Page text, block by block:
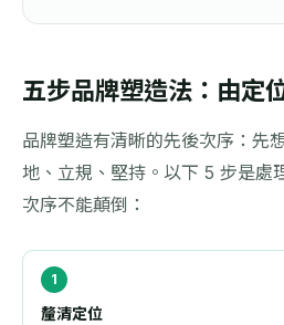
五步品牌塑造法：由定
品牌塑造有清晰的先後次序：先
地、立規、堅持。以下 5 步是處
次序不能顛倒：
釐清定位